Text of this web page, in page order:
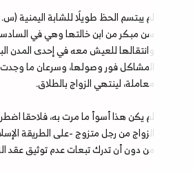
لم يبتسم الحظ طويلًا للشابة اليمنية
سن مبكر من ابن خالتها وهي في
وانتقالها للعيش معه في إحدى المدن
المشاكل فور وصولها، وسرعان ما
معاملة، لينتهي الزواج بالطلاق.
لم يكن هذا أسوأ ما مرت به، فلاحقا
الزواج من رجل متزوج -على الطريقة
من دون أن تدرك تبعات عدم توثيق عقد